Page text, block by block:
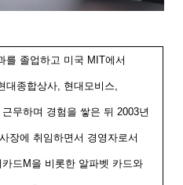
를 졸업하고 미국 MIT에서
대종합상사, 현대모비스,
무하며 경험을 쌓은 뒤 2003년
장에 취임하면서 경영자로서
카드 M 을 비롯한 알파벳 카드와